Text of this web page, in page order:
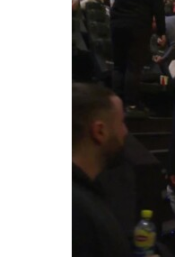
06 août 2026
La police
recherche
femme de